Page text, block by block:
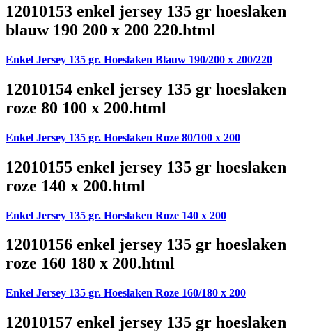
12010153 enkel jersey 135 gr hoeslaken
blauw 190 200 x 200 220.html
Enkel Jersey 135 gr. Hoeslaken Blauw 190/200 x 200/220
12010154 enkel jersey 135 gr hoeslaken
roze 80 100 x 200.html
Enkel Jersey 135 gr. Hoeslaken Roze 80/100 x 200
12010155 enkel jersey 135 gr hoeslaken
roze 140 x 200.html
Enkel Jersey 135 gr. Hoeslaken Roze 140 x 200
12010156 enkel jersey 135 gr hoeslaken
roze 160 180 x 200.html
Enkel Jersey 135 gr. Hoeslaken Roze 160/180 x 200
12010157 enkel jersey 135 gr hoeslaken